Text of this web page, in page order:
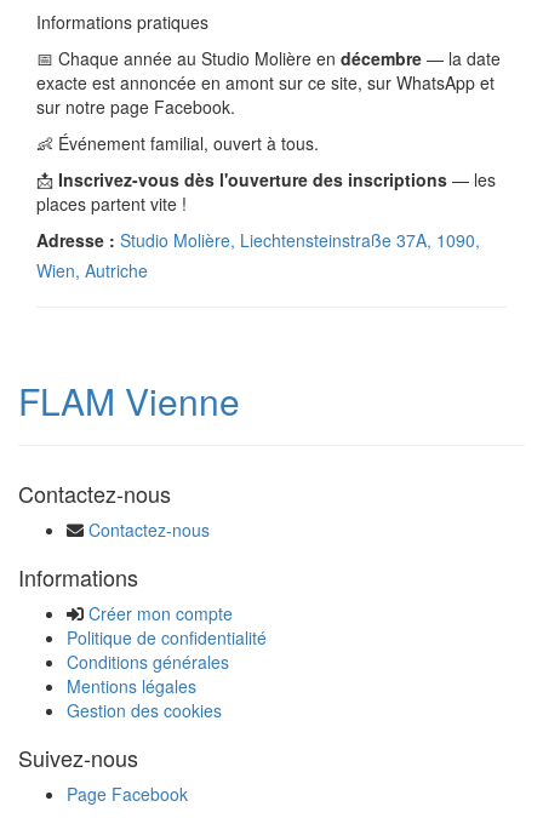
Informations pratiques
📅 Chaque année au Studio Molière en décembre — la date
exacte est annoncée en amont sur ce site, sur WhatsApp et
sur notre page Facebook.
👶 Événement familial, ouvert à tous.
📩 Inscrivez-vous dès l'ouverture des inscriptions — les
places partent vite !
Adresse : Studio Molière, Liechtensteinstraße 37A, 1090,
Wien, Autriche
FLAM Vienne
Contactez-nous
Contactez-nous
Informations
Créer mon compte
Politique de confidentialité
Conditions générales
Mentions légales
Gestion des cookies
Suivez-nous
Page Facebook